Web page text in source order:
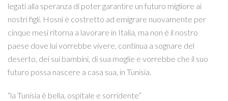
legati alla speranza di poter garantire un futuro migliore ai
nostri figli. Hosni è costretto ad emigrare nuovamente per
cinque mesi ritorna a lavorare in Italia, ma non è il nostro
paese dove lui vorrebbe vivere, continua a sognare del
deserto, dei sui bambini, di sua moglie e vorrebbe che il suo
futuro possa nascere a casa sua, in Tunisia.
“la Tunisia è bella, ospitale e sorridente”